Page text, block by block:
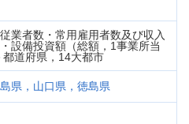
業者数・常用雇用者数及び収入
設備投資額（総額，1事業所当
道府県，14大都市
県，山口県，徳島県